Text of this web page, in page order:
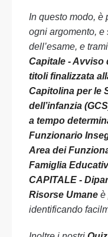
In questo modo, è
ogni argomento, e
dell’esame, e
Capitale - Avviso
titoli finalizzata
Capitolina per le
dell’infanzia
a tempo
Funzionario
Area dei
Famiglia
CAPITALE -
Risorse Umane è
identificando